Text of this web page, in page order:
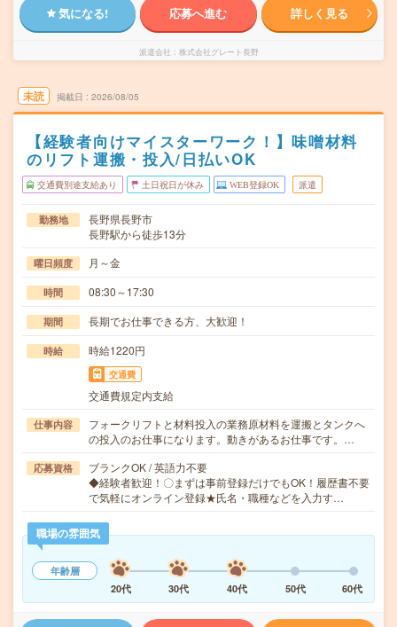
気になる! 応募へ進む 詳しく見る
派遣会社 株式会社グレート長野
未読 掲載日 2026/08/05
【経験者向けマイスターワーク！】味噌材料
のリフト運搬・投入/日払いOK
交通費別途支給あり 土日祝日が休み WEB登録OK 派遣
勤務地
長野県長野市
長野駅から徒歩13分
曜日頻度 月～金
時間 08:30～17:30
期間 長期でお仕事できる方、大歓迎！
時給 時給1220円
交通費
交通費規定内支給
仕事内容
フォークリフトと材料投入の業務原材料を運搬とタンクへ
の投入のお仕事になります。動きがあるお仕事です。…
応募資格
ブランクOK / 英語力不要
◆経験者歓迎！〇まずは事前登録だけでもOK！履歴書不要
で気軽にオンライン登録★氏名・職種などを入力す…
職場の雰囲気
年齢層
20代
30代 40代 50代 60代